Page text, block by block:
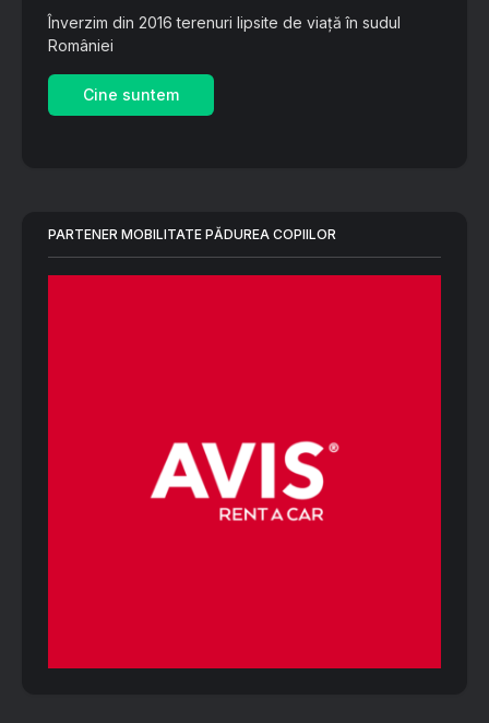
Înverzim din 2016 terenuri lipsite de viață în sudul
României
Cine suntem
PARTENER MOBILITATE PĂDUREA COPIILOR